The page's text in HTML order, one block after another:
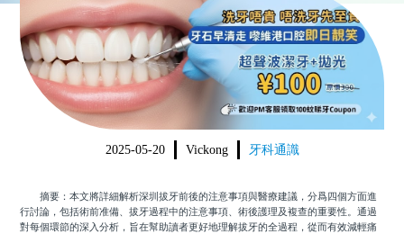
品牌介紹
環境設備
醫院新聞
收費標準
N
收費總表
植牙收費
根管收費
美學收費
箍牙收費
醫生團隊
門診時間
2025-05-20 Vickong 牙科通識
摘要：本文將詳細解析深圳拔牙前後的注意事項與醫療建議，分爲四個方面進
行討論，包括術前准備、拔牙過程中的注意事項、術後護理及複查的重要性。通過
對每個環節的深入分析，旨在幫助讀者更好地理解拔牙的全過程，從而有效減輕痛